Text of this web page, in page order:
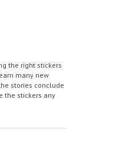
the right stickers
many new
stories conclude
the stickers any